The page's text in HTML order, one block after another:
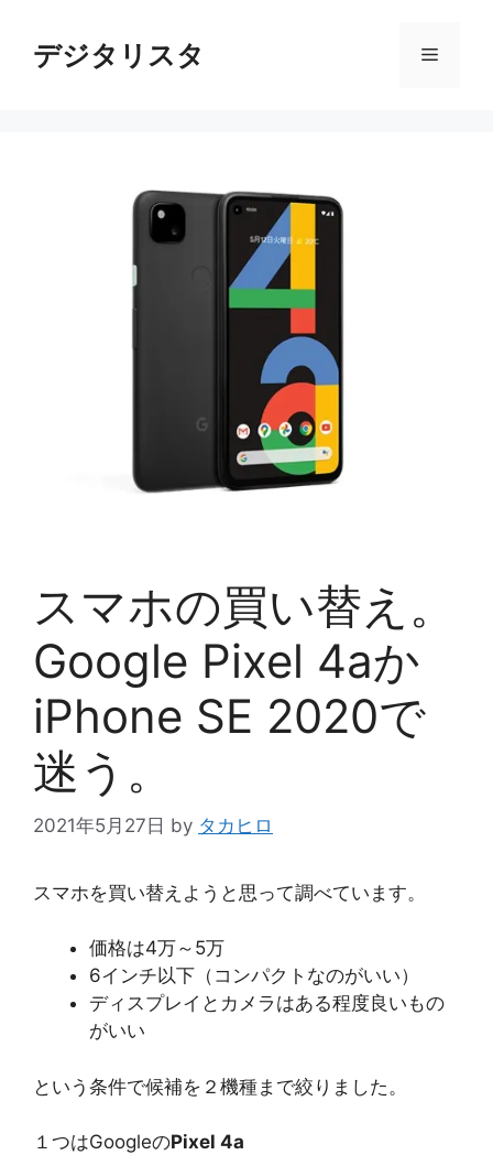
デジタリスタ メ
スマホの買い替え。
Google Pixel 4aか
iPhone SE 2020で
迷う。
2021年5月27日 by タカヒロ
スマホを買い替えようと思って調べています。
価格は4万～5万
6インチ以下（コンパクトなのがいい）
ディスプレイとカメラはある程度良いもの
がいい
という条件で候補を２機種まで絞りました。
１つはGoogleのPixel 4a